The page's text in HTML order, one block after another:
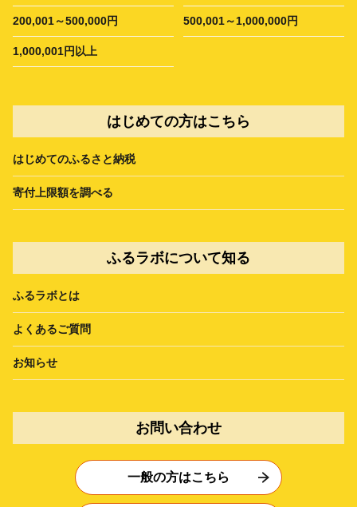
200,001～500,000円 500,001～1,000,000円
1,000,001円以上
はじめての方はこちら
はじめてのふるさと納税
寄付上限額を調べる
ふるラボについて知る
ふるラボとは
よくあるご質問
お知らせ
お問い合わせ
一般の方はこちら